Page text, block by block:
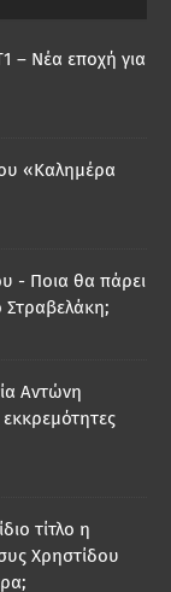
– Νέα εποχή για
«Καλημέρα
- Ποια θα πάρει
Στραβελάκη;
Αντώνη
τίτλο η
Χρηστίδου